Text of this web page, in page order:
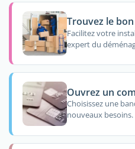
Trouvez le
Facilitez votre
expert du
Ouvrez un
Choisissez une
nouveaux besoins.